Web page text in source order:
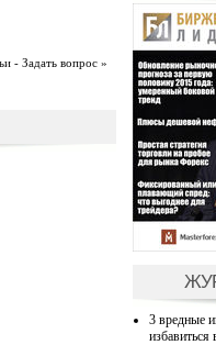
- Задать вопрос »
3 вредные
избавиться